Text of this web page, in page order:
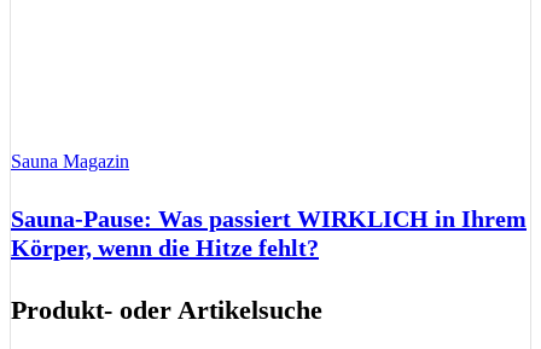
Sauna Magazin
Sauna-Pause: Was passiert WIRKLICH in Ihrem
Körper, wenn die Hitze fehlt?
Produkt- oder Artikelsuche